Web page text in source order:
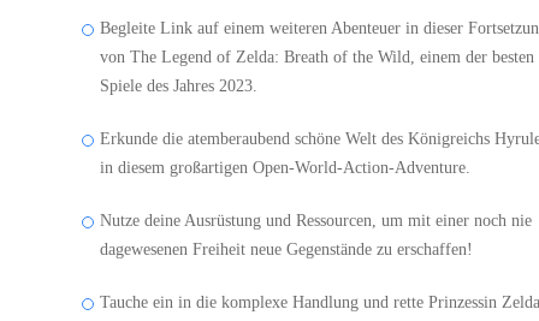
Begleite Link auf einem weiteren Abenteuer in dieser
von The Legend of Zelda: Breath of the Wild, einem der besten
Spiele des Jahres 2023.
Erkunde die atemberaubend schöne Welt des Königreichs
in diesem großartigen Open-World-Action-Adventure.
Nutze deine Ausrüstung und Ressourcen, um mit einer noch nie
dagewesenen Freiheit neue Gegenstände zu erschaffen!
Tauche ein in die komplexe Handlung und rette Prinzessin Zelda